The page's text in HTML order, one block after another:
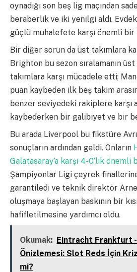
oynadığı son beş lig maçından
beraberlik ve iki yenilgi aldı.
güçlü muhalefete karşı önemli
Bir diğer sorun da üst takımlara
Brighton bu sezon sıralamanın üst
takımlara karşı mücadele etti;
puan kaybeden ilk beş takım
benzer seviyedeki rakiplere karşı
kaybederken bir galibiyet ve bir
Bu arada Liverpool bu fikstüre
sonuçların ardından geldi. Onların
Galatasaray’a karşı 4-0’lık
Şampiyonlar Ligi çeyrek
garantiledi ve teknik direktör Arne
oluşmaya başlayan baskının bir
hafifletilmesine yardımcı oldu.
Okumak: Eintracht Frankfurt
Önizlemesi: Slot Reds İçin
mi?